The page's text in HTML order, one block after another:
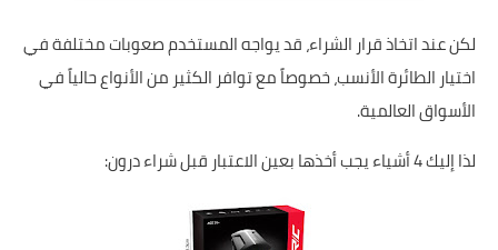
لكن عند اتخاذ قرار الشراء، قد يواجه المستخدم صعوبات مختلفة في
اختيار الطائرة الأنسب، خصوصاً مع توافر الكثير من الأنواع حالياً في
الأسواق العالمية.
لذا إليك 4 أشياء يجب أخذها بعين الاعتبار قبل شراء درون: